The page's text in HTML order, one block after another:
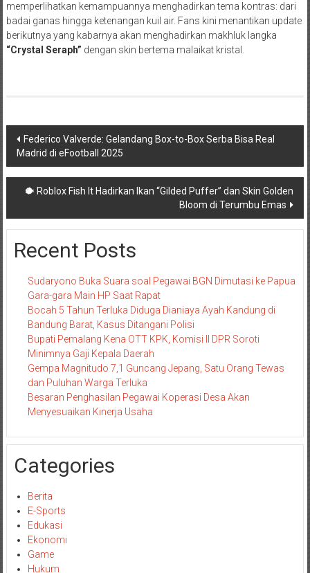
memperlihatkan kemampuannya menghadirkan tema kontras: dari
badai ganas hingga ketenangan kuil air. Fans kini menantikan update
berikutnya yang kabarnya akan menghadirkan makhluk langka
“Crystal Seraph” dengan skin bertema malaikat kristal.
Navigasi
pos
Federico Valverde: Gelandang Box-to-Box Serba Bisa Real
Madrid di eFootball 2025
🐡 Roblox Fish It Hadirkan Ikan “Gilded Puffer” dan Skin Golden
Bloom di Terumbu Emas
Recent Posts
Sudaryono Buka Suara soal Pegawai BGN Dimutasi ke Papua
Gara-gara Main HP Saat Rapat
Bocah 5 Tahun Terluka Diduga Dianiaya Ayah Kandung di
Bandung Barat, Kasus Ditangani Polisi
Bupati Pemalang Kena OTT KPK, Komisi II DPR Soroti
Minimnya Gaji Kepala Daerah
Gempa Magnitudo 7,1 Guncang Jepang, Satu Orang Tewas
dan Puluhan Warga Terluka
Besaran Penghasilan Pegawai Koperasi Desa Akan
Menyesuaikan Kinerja Usaha
Categories
Berita
E-Sports
Edukasi
Ekonomi
Game
Hukum